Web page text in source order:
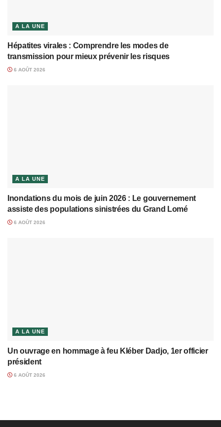
A LA UNE
Hépatites virales : Comprendre les modes de
transmission pour mieux prévenir les risques
6 AOÛT 2026
A LA UNE
Inondations du mois de juin 2026 : Le gouvernement
assiste des populations sinistrées du Grand Lomé
6 AOÛT 2026
A LA UNE
Un ouvrage en hommage à feu Kléber Dadjo, 1er officier
président
6 AOÛT 2026